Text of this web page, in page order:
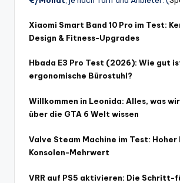
Xiaomi Smart Band 10 Pro im Test:
Design & Fitness-Upgrades
Hbada E3 Pro Test (2026): Wie gut
ergonomische Bürostuhl?
Willkommen in Leonida: Alles, was
über die GTA 6 Welt wissen
Valve Steam Machine im Test: Hoher
Konsolen-Mehrwert
VRR auf PS5 aktivieren: Die